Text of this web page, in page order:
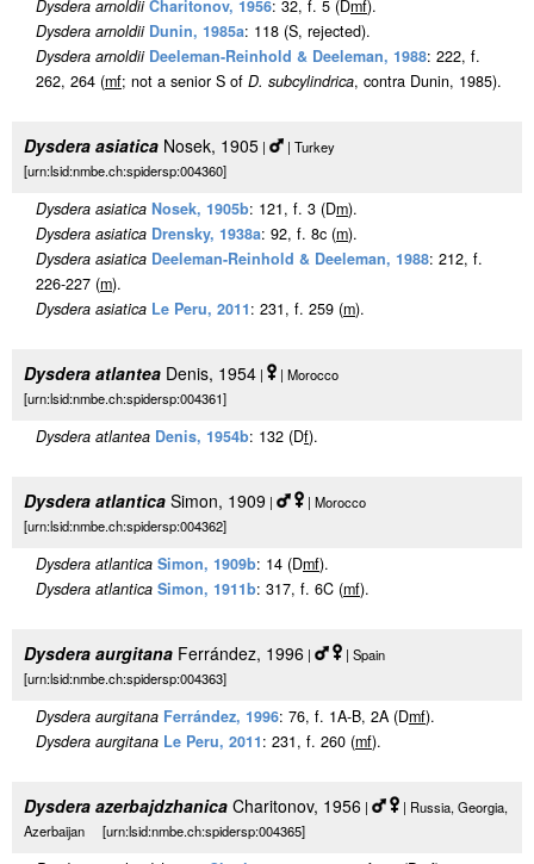
Dysdera arnoldii Charitonov, 1956: 32, f. 5 (Dmf).
Dysdera arnoldii Dunin, 1985a: 118 (S, rejected).
Dysdera arnoldii Deeleman-Reinhold & Deeleman, 1988: 222, f.
262, 264 (mf; not a senior S of D. subcylindrica, contra Dunin, 1985).
Dysdera asiatica Nosek, 1905 |
| Turkey
[urn:lsid:nmbe.ch:spidersp:004360]
Dysdera asiatica Nosek, 1905b: 121, f. 3 (Dm).
Dysdera asiatica Drensky, 1938a: 92, f. 8c (m).
Dysdera asiatica Deeleman-Reinhold & Deeleman, 1988: 212, f.
226-227 (m).
Dysdera asiatica Le Peru, 2011: 231, f. 259 (m).
Dysdera atlantea Denis, 1954 |
| Morocco
[urn:lsid:nmbe.ch:spidersp:004361]
Dysdera atlantea Denis, 1954b: 132 (Df).
Dysdera atlantica Simon, 1909 |
| Morocco
[urn:lsid:nmbe.ch:spidersp:004362]
Dysdera atlantica Simon, 1909b: 14 (Dmf).
Dysdera atlantica Simon, 1911b: 317, f. 6C (mf).
Dysdera aurgitana Ferrández, 1996 |
| Spain
[urn:lsid:nmbe.ch:spidersp:004363]
Dysdera aurgitana Ferrández, 1996: 76, f. 1A-B, 2A (Dmf).
Dysdera aurgitana Le Peru, 2011: 231, f. 260 (mf).
Dysdera azerbajdzhanica Charitonov, 1956 |
| Russia, Georgia,
Azerbaijan [urn:lsid:nmbe.ch:spidersp:004365]